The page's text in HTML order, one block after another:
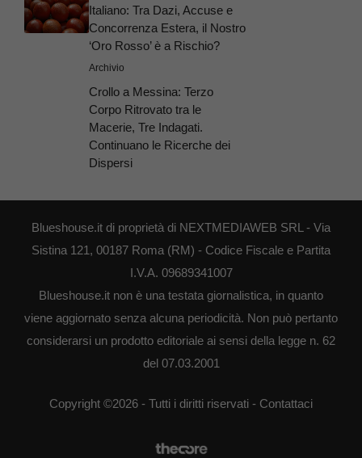
Italiano: Tra Dazi, Accuse e
Concorrenza Estera, il Nostro
‘Oro Rosso’ è a Rischio?
Archivio
Crollo a Messina: Terzo
Corpo Ritrovato tra le
Macerie, Tre Indagati.
Continuano le Ricerche dei
Dispersi
Blueshouse.it di proprietà di NEXTMEDIAWEB SRL - Via
Sistina 121, 00187 Roma (RM) - Codice Fiscale e Partita
I.V.A. 09689341007
Blueshouse.it non è una testata giornalistica, in quanto
viene aggiornato senza alcuna periodicità. Non può pertanto
considerarsi un prodotto editoriale ai sensi della legge n. 62
del 07.03.2001
Copyright ©2026 - Tutti i diritti riservati - Contattaci